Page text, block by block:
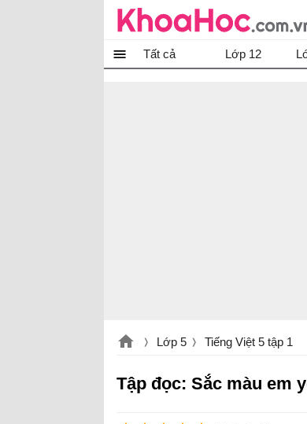
Tất cả Lớp 12
Lớp 5 Tiếng Việt 5 tập 1
Tập đọc: Sắc màu em